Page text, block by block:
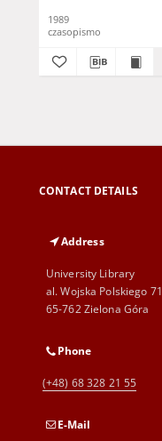
1989
czasopismo
CONTACT DETAILS
Address
University Library
al. Wojska Polskiego 71
65-762 Zielona Góra
Phone
(+48) 68 328 21 55
E-Mail